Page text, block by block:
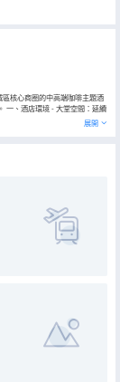
核心商圈的中高端咖啡主題酒
一、酒店環境 - 大堂空間：延續
藝術陳列，復古工業風裝潢搭
雙床房、大床房、啡凡套房等
玉田城市商業中心，步行即享
到火鍋的快樂，單人/多人用餐
輕鬆。 - 其他配套：紅星美凱
伯雍東街城市商業中心1F - 交
展開